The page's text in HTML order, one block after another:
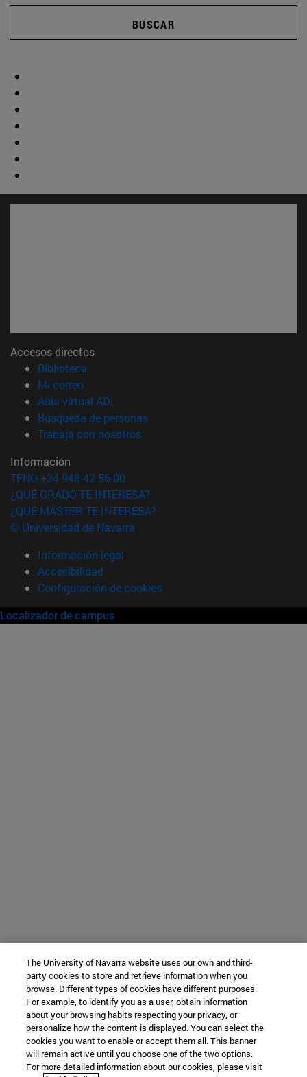
BUSCAR
Accesos directos
Biblioteca
Mi correo(abre en nueva ventana)
Aula virtual ADI
Búsqueda de personas(abre en nueva ventana)
Trabaja con nosotros(abre en nueva ventana)
Información
TFNO +34 948 42 56 00
¿QUÉ GRADO TE INTERESA?
¿QUÉ MÁSTER TE INTERESA?
© Universidad de Navarra
Información legal
Accesibilidad
Configuración de cookies
Localizador de campus
The University of Navarra website uses our own and third-
party cookies to store and retrieve information when you
browse. Different types of cookies have different purposes.
For example, to identify you as a user, obtain information
about your browsing habits respecting your privacy, or
personalize how the content is displayed. You can select the
cookies you want to enable or accept them all. This banner
will remain active until you choose one of the two options.
For more detailed information about our cookies, please visit